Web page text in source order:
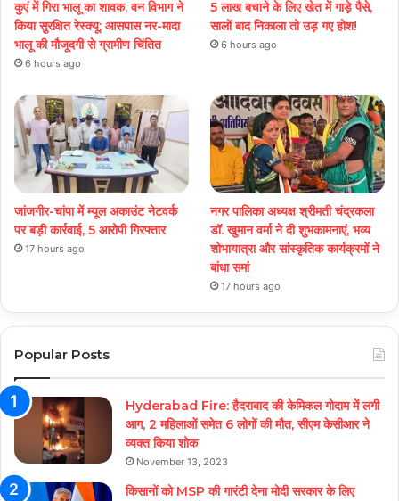
कुएं में गिरा भालू का शावक, वन विभाग ने
किया सुरक्षित रेस्क्यू; आसपास नर-मादा
भालू की मौजूदगी से ग्रामीण चिंतित
6 hours ago
5 लाख बचाने के लिए खेत में गाड़े पैसे,
सालों बाद निकाला तो उड़ गए होश!
6 hours ago
जांजगीर-चांपा में म्यूल अकाउंट नेटवर्क
पर बड़ी कार्रवाई, 5 आरोपी गिरफ्तार
17 hours ago
नगर पालिका अध्यक्ष श्रीमती चंद्रकला
डॉ. खुमान वर्मा ने दी शुभकामनाएं, भव्य
शोभायात्रा और सांस्कृतिक कार्यक्रमों ने
बांधा समां
17 hours ago
Popular Posts
Hyderabad Fire: हैदराबाद की केमिकल गोदाम में लगी
आग, 2 महिलाओं समेत 6 लोगों की मौत, सीएम केसीआर ने
व्यक्त किया शोक
November 13, 2023
किसानों को MSP की गारंटी देना मोदी सरकार के लिए